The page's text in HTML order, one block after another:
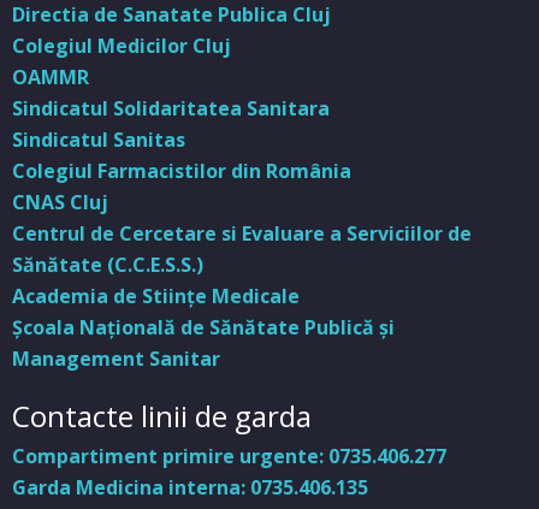
Directia de Sanatate Publica Cluj
Colegiul Medicilor Cluj
OAMMR
Sindicatul Solidaritatea Sanitara
Sindicatul Sanitas
Colegiul Farmacistilor din România
CNAS Cluj
Centrul de Cercetare si Evaluare a Serviciilor de
Sănătate (C.C.E.S.S.)
Academia de Stiinţe Medicale
Şcoala Naţională de Sănătate Publică şi
Management Sanitar
Contacte linii de garda
Compartiment primire urgente: 0735.406.277
Garda Medicina interna: 0735.406.135